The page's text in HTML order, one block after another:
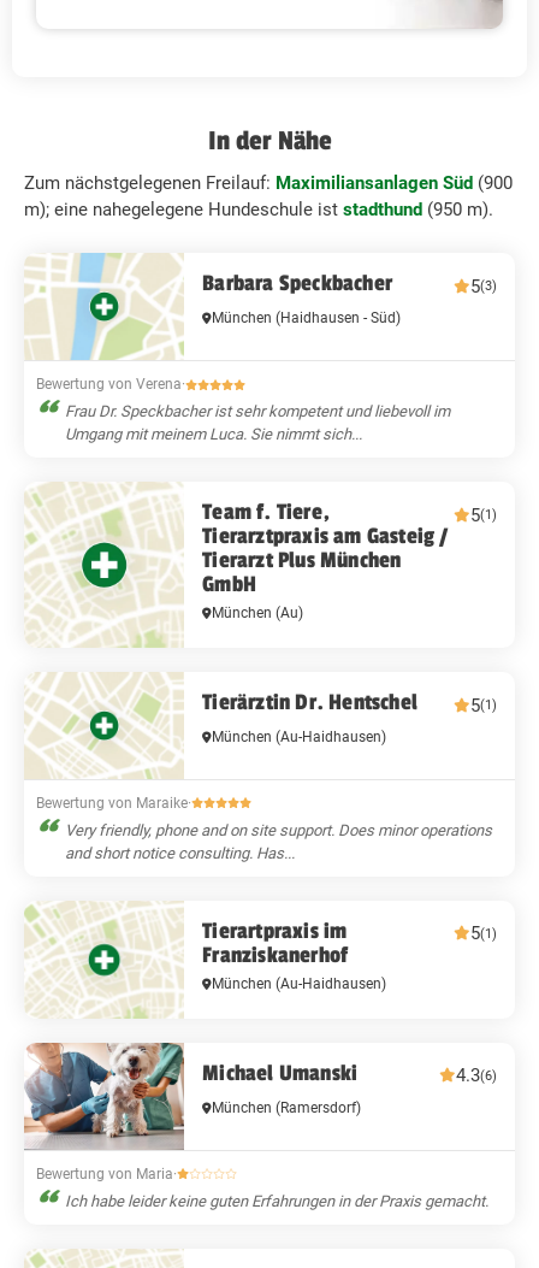
In der Nähe
Zum nächstgelegenen Freilauf: Maximiliansanlagen Süd (900
m); eine nahegelegene Hundeschule ist stadthund (950 m).
Barbara Speckbacher 5(3)
München(Haidhausen - Süd)
Bewertung von Verena·
Frau Dr. Speckbacher ist sehr kompetent und liebevoll im
Umgang mit meinem Luca. Sie nimmt sich...
Team f. Tiere,
Tierarztpraxis am Gasteig /
Tierarzt Plus München
GmbH
5(1)
München(Au)
Tierärztin Dr. Hentschel 5(1)
München(Au-Haidhausen)
Bewertung von Maraike·
Very friendly, phone and on site support. Does minor operations
and short notice consulting. Has...
Tierartpraxis im
Franziskanerhof
5(1)
München(Au-Haidhausen)
Michael Umanski 4.3(6)
München(Ramersdorf)
Bewertung von Maria·
Ich habe leider keine guten Erfahrungen in der Praxis gemacht.